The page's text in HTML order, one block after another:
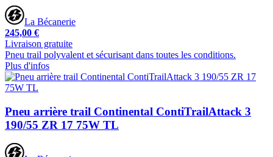
La Bécanerie
245,00 €
Livraison gratuite
Pneu trail polyvalent et sécurisant dans toutes les conditions.
Plus d'infos
Pneu arrière trail Continental ContiTrailAttack 3
190/55 ZR 17 75W TL